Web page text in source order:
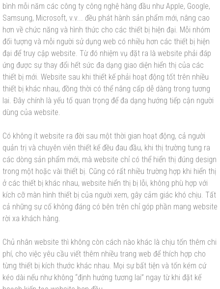
bình mỗi năm các công ty công nghệ hàng đầu như Apple, Google,
Samsung, Microsoft, v.v... đều phát hành sản phẩm mới, nâng cao
hơn về chức năng và hình thức cho các thiết bị hiện đại. Mỗi nhóm
đối tượng và mỗi người sử dụng web có nhiều hơn các thiết bị hiện
đại để truy cập website. Từ đó nhiệm vụ đặt ra là website phải đáp
ứng được sự thay đổi hết sức đa dạng giao diện hiển thị của các
thiết bị mới. Website sau khi thiết kế phải hoạt động tốt trên nhiều
thiết bị khác nhau, đồng thời có thể nâng cấp dễ dàng trong tương
lai. Đây chính là yếu tố quan trọng để đa dạng hướng tiếp cận người
dùng của website.
Có không ít website ra đời sau một thời gian hoạt động, cả người
quản trị và chuyên viên thiết kế đều đau đầu, khi thị trường tung ra
các dòng sản phẩm mới, mà website chỉ có thể hiển thị đúng design
trong một hoặc vài thiết bị. Cũng có rất nhiều trường hợp khi hiển thị
ở các thiết bị khác nhau, website hiển thị bị lỗi, không phù hợp với
kích cỡ màn hình thiết bị của người xem, gây cảm giác khó chịu. Tất
cả những sự cố không đáng có bên trên chỉ góp phần mang website
rời xa khách hàng.
Chủ nhân website thì không còn cách nào khác là chịu tốn thêm chi
phí, cho việc yêu cầu viết thêm nhiều trang web để thích hợp cho
từng thiết bị kích thước khác nhau. Mọi sự bất tiện và tốn kém cứ
kéo dài nếu như không “định hướng tương lai” ngay từ khi đặt kế